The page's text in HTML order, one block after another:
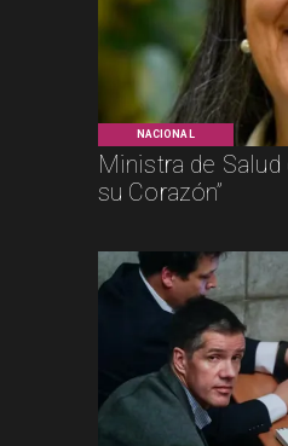
NACIONAL
Ministra de
su Corazón”